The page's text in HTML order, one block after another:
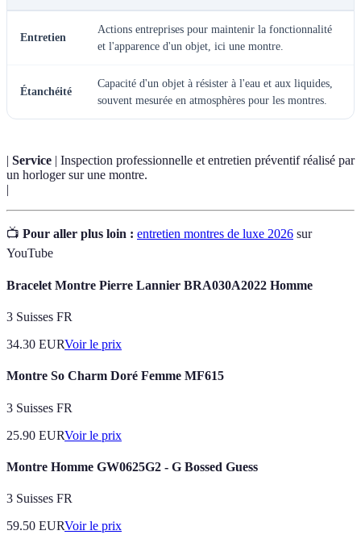
Entretien
Actions entreprises pour maintenir la fonctionnalité
et l'apparence d'un objet, ici une montre.
Étanchéité
Capacité d'un objet à résister à l'eau et aux liquides,
souvent mesurée en atmosphères pour les montres.
Service | Inspection professionnelle et entretien préventif réalisé par
un horloger sur une montre.
📺 Pour aller plus loin : entretien montres de luxe 2026 sur
YouTube
Bracelet Montre Pierre Lannier BRA030A2022 Homme
3 Suisses FR
34.30 EURVoir le prix
Montre So Charm Doré Femme MF615
3 Suisses FR
25.90 EURVoir le prix
Montre Homme GW0625G2 - G Bossed Guess
3 Suisses FR
59.50 EURVoir le prix